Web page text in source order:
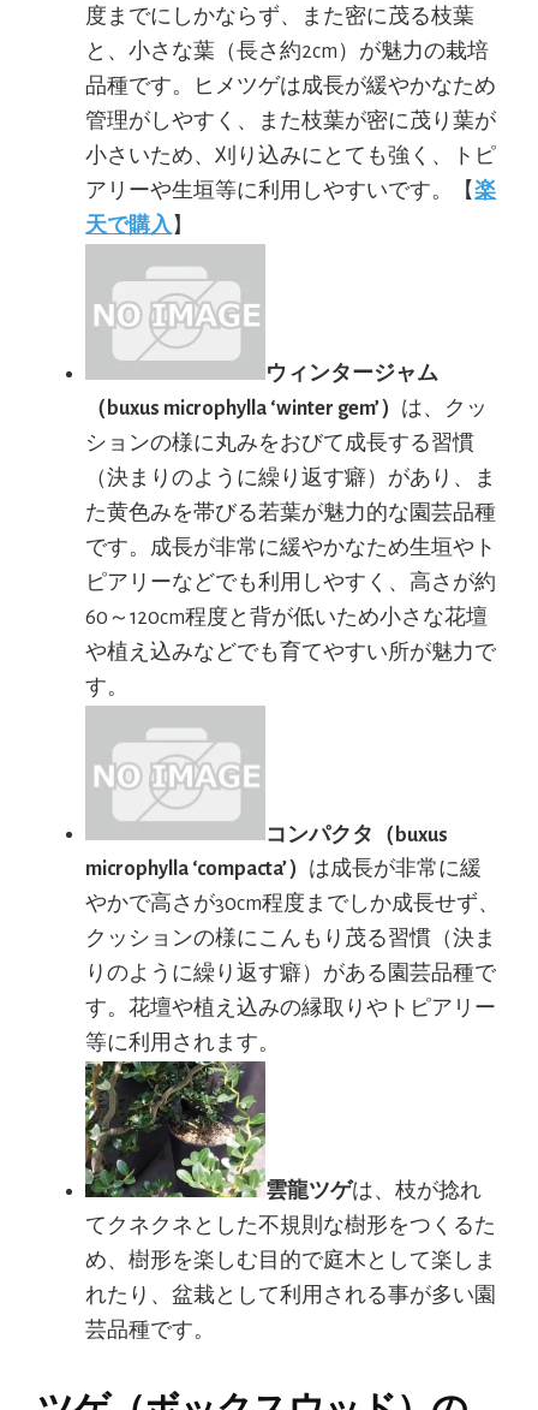
度までにしかならず、また密に茂る枝葉
と、小さな葉（長さ約2cm）が魅力の栽培
品種です。ヒメツゲは成長が緩やかなため
管理がしやすく、また枝葉が密に茂り葉が
小さいため、刈り込みにとても強く、トピ
アリーや生垣等に利用しやすいです。【楽
天で購入 】
ウィンタージャム
（buxus microphylla ‘winter gem’） は、クッ
ションの様に丸みをおびて成長する習慣
（決まりのように繰り返す癖）があり、ま
た黄色みを帯びる若葉が魅力的な園芸品種
です。成長が非常に緩やかなため生垣やト
ピアリーなどでも利用しやすく、高さが約
60～120cm程度と背が低いため小さな花壇
や植え込みなどでも育てやすい所が魅力で
す。
コンパクタ（buxus
microphylla ‘compacta’） は成長が非常に緩
やかで高さが30cm程度までしか成長せず、
クッションの様にこんもり茂る習慣（決ま
りのように繰り返す癖）がある園芸品種で
す。花壇や植え込みの縁取りやトピアリー
等に利用されます。
雲龍ツゲは、枝が捻れ
てクネクネとした不規則な樹形をつくるた
め、樹形を楽しむ目的で庭木として楽しま
れたり、盆栽として利用される事が多い園
芸品種です。